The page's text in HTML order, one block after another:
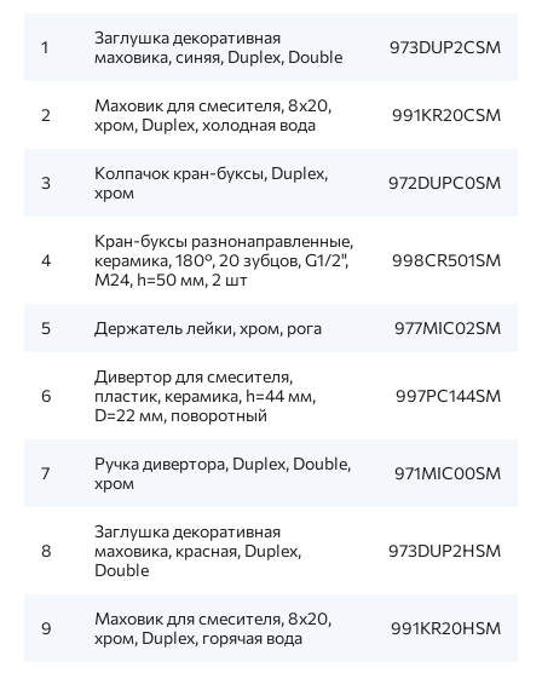
1
Заглушка декоративная
маховика, синяя, Duplex, Double
973DUP2CSM
2
Маховик для смесителя, 8x20,
хром, Duplex, холодная вода
991KR20CSM
3
Колпачок кран-буксы, Duplex,
хром
972DUPC0SM
4
Кран-буксы разнонаправленные,
керамика, 180°, 20 зубцов, G1/2",
M24, h=50 мм, 2 шт
998CR501SM
5 Держатель лейки, хром, рога 977MIC02SM
6
Дивертор для смесителя,
пластик, керамика, h=44 мм,
D=22 мм, поворотный
997PC144SM
7
Ручка дивертора, Duplex, Double,
хром
971MIC00SM
8
Заглушка декоративная
маховика, красная, Duplex,
Double
973DUP2HSM
9
Маховик для смесителя, 8x20,
хром, Duplex, горячая вода
991KR20HSM